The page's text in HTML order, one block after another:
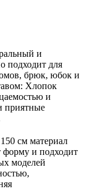
и
подходит для
брюк, юбок и
Хлопок
и
приятные
см материал
форму и подходит
моделей